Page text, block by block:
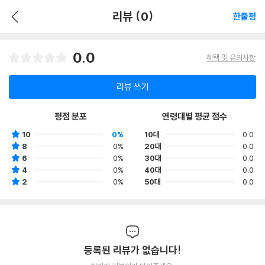
리뷰 (0) 한줄평
0.0 혜택 및 유의사항
리뷰 쓰기
평점 분포
10
0%
8
0%
6
0%
4
0%
2
0%
연령대별 평균 점수
10대
0.0
20대
0.0
30대
0.0
40대
0.0
50대
0.0
등록된 리뷰가 없습니다!